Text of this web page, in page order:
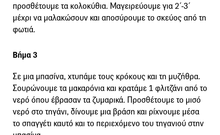
προσθέτουμε τα κολοκύθια. Μαγειρεύουμε για 2΄-3΄
μέχρι να μαλακώσουν και αποσύρουμε το σκεύος από τη
φωτιά.
Βήμα 3
Σε μια μπασίνα, χτυπάμε τους κρόκους και τη μυζήθρα.
Σουρώνουμε τα μακαρόνια και κρατάμε 1 φλιτζάνι από το
νερό όπου έβρασαν τα ζυμαρικά. Προσθέτουμε το μισό
νερό στο τηγάνι, δίνουμε μια βράση και ρίχνουμε μέσα
το σπαγγέτι καυτό και το περιεχόμενο του τηγανιού στην